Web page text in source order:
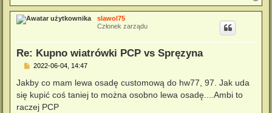
a
g
slawol75
Członek zarządu
Re: Kupno wiatrówki PCP vs Spręzyna
P
s
2022-06-04, 14:47
Jakby co mam lewa osadę customową do hw77, 97. Jak uda
się kupić coś taniej to można osobno lewa osadę....Ambi to
raczej PCP